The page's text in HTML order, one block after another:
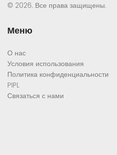
© 2026. Все права защищены.
Меню
О нас
Условия использования
Политика конфиденциальности
PIPL
Связаться с нами